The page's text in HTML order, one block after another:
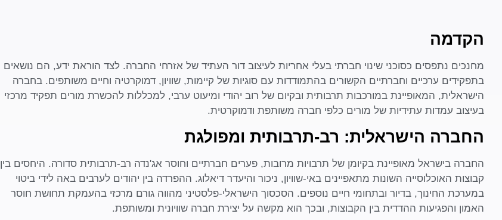
הקדמה
מחנכים נתפסים כסוכני שינוי חברתי בעלי אחריות לעיצוב דור העתיד של אזרחי החברה. לצד הוראת ידע, הם נושאים
בתפקידים ערכיים וחברתיים הקשורים בהתמודדות עם סוגיות של קיימות, שוויון, דמוקרטיה וחיים משותפים. בחברה
הישראלית, המאופיינת במורכבות תרבותית ובקיום של רוב יהודי ומיעוט ערבי, למכללות להכשרת מורים תפקיד מרכזי
בעיצוב עמדות עתידיות של מורים כלפי חברה משותפת ודמוקרטית.
החברה הישראלית: רב-תרבותית ומפולגת
החברה בישראל מאופיינת בקיומן של תרבויות מרובות, פערים חברתיים וחוסר אג'נדה רב-תרבותית סדורה. היחסים בין
קבוצות האוכלוסייה השונות מתאפיינים באי-שוויון, ניכור והיעדר דיאלוג. ההפרדה בין יהודים לערבים באה לידי ביטוי
במערכת החינוך, בדיור ובתחומי חיים נוספים. הסכסוך הישראלי-פלסטיני מהווה גורם מרכזי בהעמקת תחושת חוסר
האמון והפגיעות ההדדית בין הקבוצות, ובכך הוא מקשה על יצירת חברה שוויונית ומשותפת.